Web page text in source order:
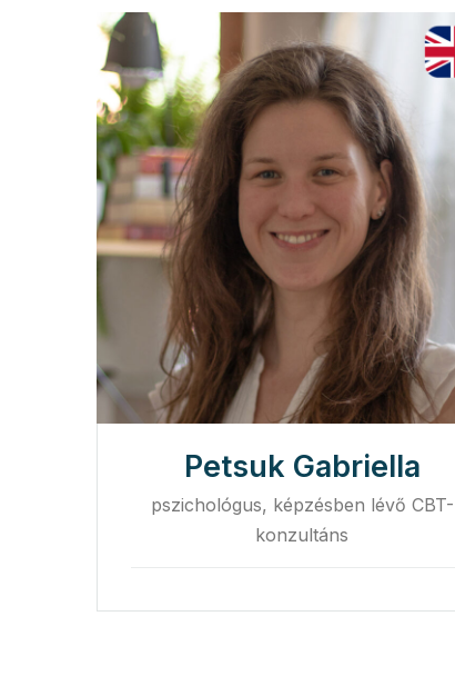
Petsuk Gabriella
pszichológus, képzésben lévő CBT-
konzultáns